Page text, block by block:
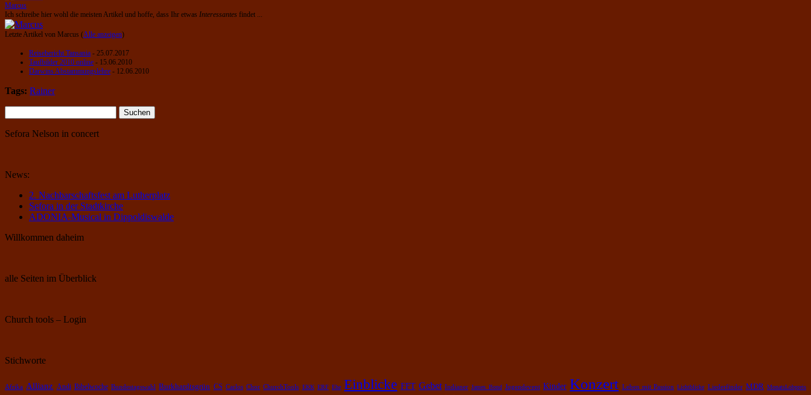
Marcus
Ich schreibe hier wohl die meisten Artikel und hoffe, dass Ihr etwas Interessantes findet ...
Letzte Artikel von Marcus (Alle anzeigen)
Reisebericht Tansania - 25.07.2017
Taufbilder 2010 online - 15.06.2010
Darwins Abstammungslehre - 12.06.2010
Tags: Rainer
nach:
Sefora Nelson in concert
News:
2. Nachbarschaftsfest am Lutherplatz
Sefora in der Stadtkirche
ADONIA-Musical in Dippoldiswalde
Willkommen daheim
alle Seiten im Überblick
Church tools – Login
Stichworte
Afrika Allianz Andi Bibelwoche Bundestagswahl Burkhardtsgrün CS Carlos Chor ChurchTools EKK ERF Ehe Einblicke FFT Gebet Indianer James Bond Jugendevent Kinder Konzert Leben mit Passion Lichtblicke Liederfinder MDR MonatsLobpreis